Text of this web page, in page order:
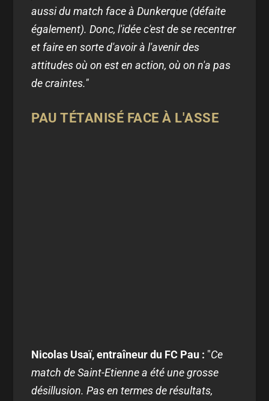
aussi du match face à Dunkerque (défaite
également). Donc, l'idée c'est de se recentrer
et faire en sorte d'avoir à l'avenir des
attitudes où on est en action, où on n'a pas
de craintes."
PAU TÉTANISÉ FACE À L'ASSE
Nicolas Usaï, entraîneur du FC Pau : "Ce
match de Saint-Etienne a été une grosse
désillusion. Pas en termes de résultats,